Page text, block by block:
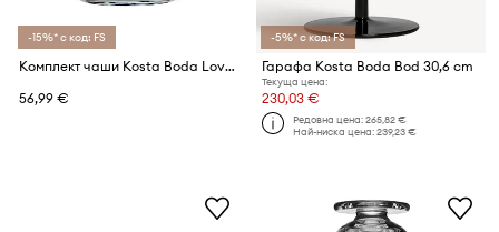
-15%* с код: FS
Комплект чаши Kosta Boda Love You 570 ml (2 броя)
56,99 €
-5%* с код: FS
Гарафа Kosta Boda Bod 30,6 cm
Текуща цена:
230,03 €
Редовна цена:265,82 €
Най-ниска цена:239,23 €